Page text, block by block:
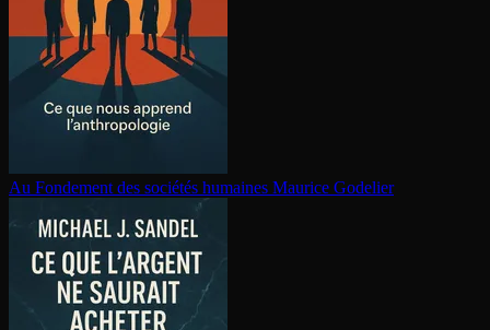
Au Fondement des sociétés humaines Maurice Godelier